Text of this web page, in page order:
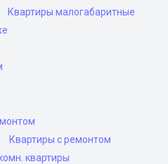
Квартиры малогабаритные
Квартиры с ремонтом
квартиры